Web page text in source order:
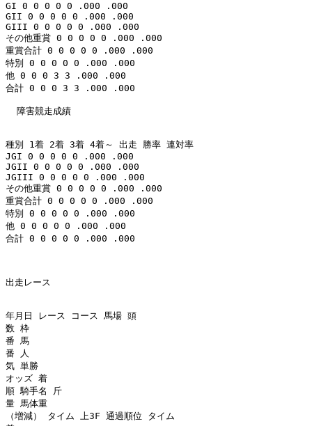
GI 0 0 0 0 0 .000 .000
GII 0 0 0 0 0 .000 .000
GIII 0 0 0 0 0 .000 .000
その他重賞 0 0 0 0 0 .000 .000
重賞合計 0 0 0 0 0 .000 .000
特別 0 0 0 0 0 .000 .000
他 0 0 0 3 3 .000 .000
合計 0 0 0 3 3 .000 .000
  障害競走成績
種別 1着 2着 3着 4着～ 出走 勝率 連対率
JGI 0 0 0 0 0 .000 .000
JGII 0 0 0 0 0 .000 .000
JGIII 0 0 0 0 0 .000 .000
その他重賞 0 0 0 0 0 .000 .000
重賞合計 0 0 0 0 0 .000 .000
特別 0 0 0 0 0 .000 .000
他 0 0 0 0 0 .000 .000
合計 0 0 0 0 0 .000 .000
出走レース
年月日 レース コース 馬場 頭
数 枠
番 馬
番 人
気 単勝
オッズ 着
順 騎手名 斤
量 馬体重
（増減） タイム 上3F 通過順位 タイム